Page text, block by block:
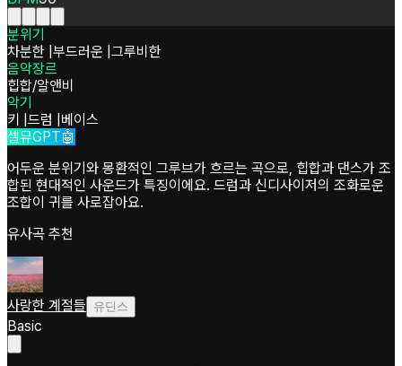
분위기
차분한 부드러운 그루비한
음악장르
힙합/알앤비
악기
키 드럼
베이스
셀뮤GPT🤖
어두운 분위기와 몽환적인 그루브가 흐르는 곡으로, 힙합과 댄스가 조
합된 현대적인 사운드가 특징이에요. 드럼과 신디사이저의 조화로운
조합이 귀를 사로잡아요.
유사곡 추천
사랑한 계절들 유딘스
Basic